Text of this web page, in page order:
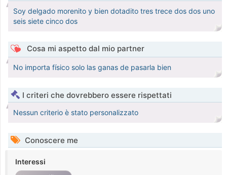
Soy delgado morenito y bien dotadito tres trece dos dos uno
seis siete cinco dos
Cosa mi aspetto dal mio partner
No importa físico solo las ganas de pasarla bien
I criteri che dovrebbero essere rispettati
Nessun criterio è stato personalizzato
Conoscere me
Interessi